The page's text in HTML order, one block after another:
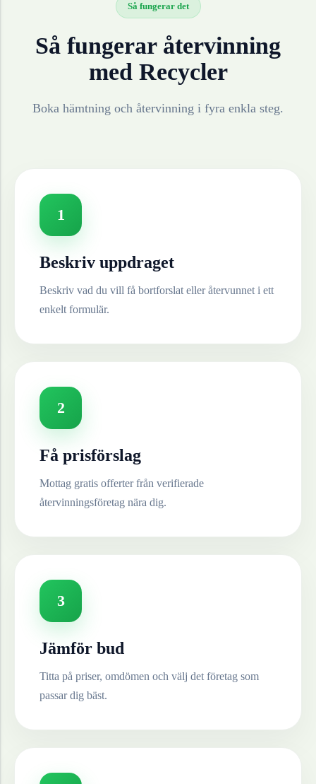
Så fungerar det
Så fungerar återvinning
med Recycler
Boka hämtning och återvinning i fyra enkla steg.
1
Beskriv uppdraget
Beskriv vad du vill få bortforslat eller återvunnet i ett
enkelt formulär.
2
Få prisförslag
Mottag gratis offerter från verifierade
återvinningsföretag nära dig.
3
Jämför bud
Titta på priser, omdömen och välj det företag som
passar dig bäst.